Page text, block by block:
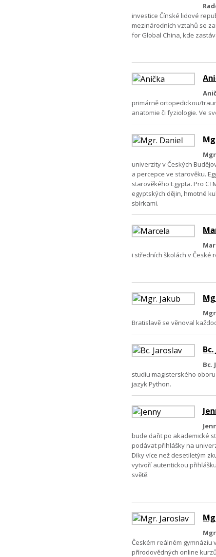
investice Čínské lidové
mezinárodních vztahů se
for Global China, kde
primárně ortopedickou/
anatomie či fyziologie. Ve
univerzity v Českých
a percepce ve starověku.
starověkého Egypta. Pro
egyptských dějin, hmotné
sbírkami.
i středních školách v České
Bratislavě se věnoval
Bc.
studiu magisterského
jazyk Python.
bude dařit po akademické
podávat přihlášky na
Díky více než desetiletým
vytvoří autentickou
světě.
Českém reálném gymnáziu
přírodovědných online